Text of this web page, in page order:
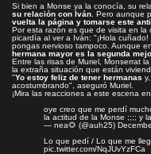
Si bien a Monse ya la conocía, su
su relación con Iván . Pero aunque
vuelta la página y tomarse este
Por esta razón es que de visita en la
picardía al ver a Iván: "¡Hola
pongas nervioso tampoco. Aunque
hermana mayor es la segunda
Entre las risas de Muriel, Monserrat
la extraña situación que están
"Yo estoy feliz de tener hermanas
acostumbrando", aseguró Muriel.
¡Mira las reacciones a este escena
oye creo que me perdí
la actitud de la Monse ;;;; y
— nea🌻 (@auh25)
Lo que pedí / Lo que me
pic.twitter.com/NqJUvYzFCa